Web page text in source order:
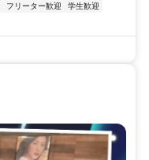
フリーター歓迎
学生歓迎